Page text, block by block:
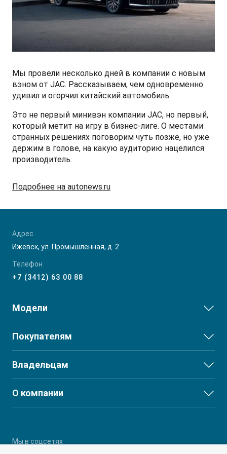
JS6 Кроссовер
J7 Лифтбек
от 1 749 000 ₽*
JAC T8 Пикап
от 2 504 000 ₽*
JAC T8 PRO Пикап
ФИНАНСЫ И УСЛУГИ
Кредитный калькулятор
ПОДДЕРЖКА
Регламент ТО
Руководства по эксплуатации
СМИ о нас
Контакты
Партнеры
Мы провели несколько дней в компании с новым
вэном от JAC. Рассказываем, чем одновременно
удивил и огорчил китайский автомобиль.
Это не первый минивэн компании JAC, но первый,
который метит на игру в бизнес-лиге. О местами
странных решениях поговорим чуть позже, но уже
держим в голове, на какую аудиторию нацелился
производитель.
Подробнее на autonews.ru
Адрес
Ижевск, ул. Промышленная, д. 2
Телефон
+7 (3412) 63 00 88
Модели
JS3
JS6
J7
RF8
Покупателям
Выбор и покупка
Финансы и услуги
Владельцам
Сервис
Поддержка
О компании
Партнеры
Мы в соцсетях